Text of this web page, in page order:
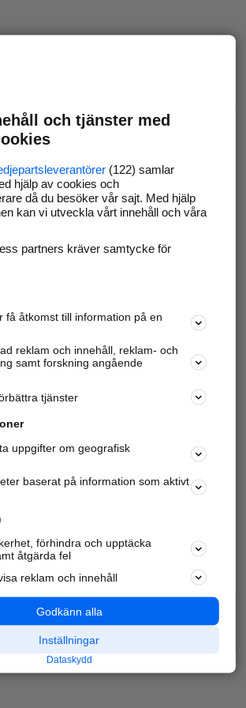
och tjänster med
(122) samlar
hjälp av cookies och
då du besöker vår sajt. Med hjälp
kan vi utveckla vårt innehåll och våra
partners kräver samtycke för
få åtkomst till information på en
reklam och innehåll, reklam- och
samt forskning angående
tjänster
uppgifter om geografisk
baserat på information som aktivt
förhindra och upptäcka
åtgärda fel
reklam och innehåll
Godkänn alla
Inställningar
Dataskydd